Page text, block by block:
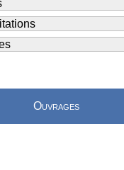
Ouvrages